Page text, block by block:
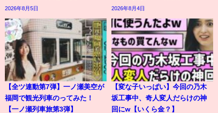
2026年8月5日 2026年8月4日
【全ツ連動第7弾】一ノ瀬美空が
福岡で観光列車のってみた！
【一ノ瀬列車旅第3弾】
【変な子いっぱい】今回の乃木
坂工事中、奇人変人だらけの神
回にw【いくら金？】